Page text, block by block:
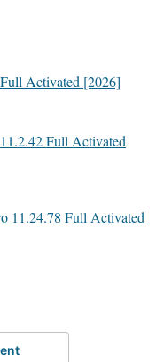
Activated [2026]
Full Activated
11.24.78 Full Activated